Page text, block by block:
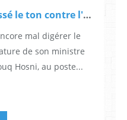
L'Egypte a haussé le ton contre l'UE et doute de l'UpM
mal digérer le
de son ministre
Hosni, au poste...